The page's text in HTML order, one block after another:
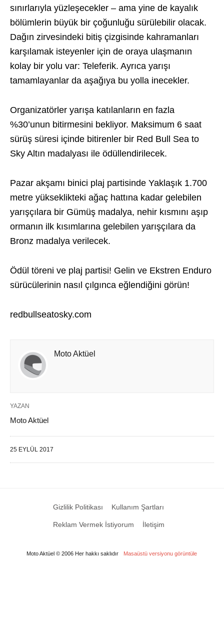
sınırlarıyla yüzleşecekler – ama yine de kayalık
bölümlerin büyük bir çoğunluğu sürülebilir olacak.
Dağın zirvesindeki bitiş çizgisinde kahramanları
karşılamak isteyenler için de oraya ulaşmanın
kolay bir yolu var: Teleferik. Ayrıca yarışı
tamamlayanlar da aşağıya bu yolla inecekler.
Organizatörler yarışa katılanların en fazla
%30’unun bitirmesini bekliyor. Maksimum 6 saat
sürüş süresi içinde bitirenler bir Red Bull Sea to
Sky Altın madalyası ile ödüllendirilecek.
Pazar akşamı binici plaj partisinde Yaklaşık 1.700
metre yükseklikteki ağaç hattına kadar gelebilen
yarışçılara bir Gümüş madalya, nehir kısmını aşıp
ormanın ilk kısımlarına gelebilen yarışçılara da
Bronz madalya verilecek.
Ödül töreni ve plaj partisi! Gelin ve Ekstren Enduro
sürücülerinin nasıl çılgınca eğlendiğini görün!
redbullseatosky.com
Moto Aktüel
YAZAN
Moto Aktüel
25 EYLÜL 2017
Gizlilik Politikası Kullanım Şartları
Reklam Vermek İstiyorum İletişim
Moto Aktüel © 2006 Her hakkı saklıdır Masaüstü versiyonu görüntüle